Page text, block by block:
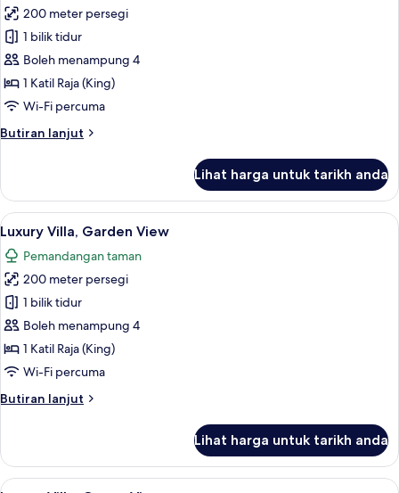
untuk
Luxury
Villa,
Private
Pool,
View
200 meter persegi
1 bilik tidur
Boleh menampung 4
1 Katil Raja (King)
Wi-Fi percuma
Butiran lanjut
Butiran
Villa,
Private
Pool,
Ocean
View
Lihat harga untuk tarikh anda
Lihat
semua
foto
untuk
Luxury
Villa,
Garden
View
Luxury Villa, Garden View | Bar
5
Luxury Villa, Garden View
Pemandangan taman
200 meter persegi
1 bilik tidur
Boleh menampung 4
1 Katil Raja (King)
Wi-Fi percuma
Butiran lanjut
Butiran
Villa,
Garden
Lihat harga untuk tarikh anda
Lihat
Luxury Villa, Ocean View | Bar mini,